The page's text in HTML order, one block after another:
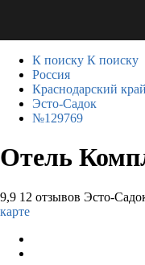
К поиску К поиску
Россия
Краснодарский край
Эсто-Садок
№129769
Отель
9,9 12 отзывов Эсто-
карте